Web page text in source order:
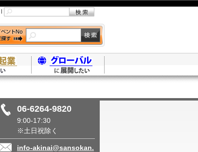
|
06-6264-9820
9:00-17:30
※土日祝除く
info-akinai@sansokan.